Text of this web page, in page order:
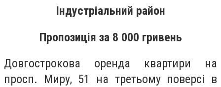
Індустріальний район
Пропозиція за 8 000 гривень
Довгострокова оренда квартири на
просп. Миру, 51 на третьому поверсі в